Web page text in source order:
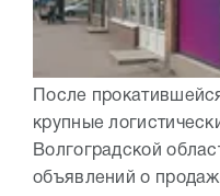
После
крупные
Волгоградской
объявлений о